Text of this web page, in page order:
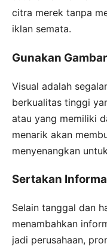
citra merek tanpa
iklan semata.
Gunakan
Visual adalah
berkualitas tinggi
atau yang memiliki
menarik akan
menyenangkan
Sertakan
Selain tanggal dan
menambahkan
jadi perusahaan,